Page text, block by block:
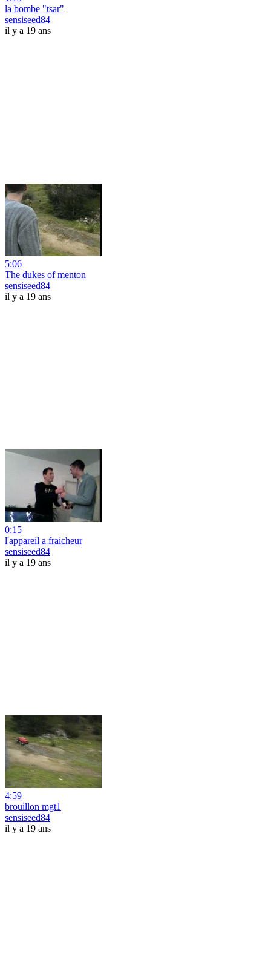
la bombe "tsar"
sensiseed84
il y a 19 ans
5:06
The dukes of menton
sensiseed84
il y a 19 ans
0:15
l'appareil a fraicheur
sensiseed84
il y a 19 ans
4:59
brouillon mgt1
sensiseed84
il y a 19 ans